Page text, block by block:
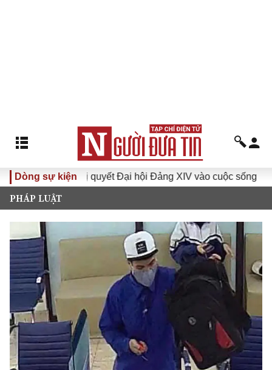
Dòng sự kiện
Đưa Nghị quyết Đại hội Đảng XIV vào cuộc sống
PHÁP LUẬT